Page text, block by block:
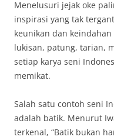
Menelusuri jejak oke
inspirasi yang tak
keunikan dan
lukisan, patung, tarian,
setiap karya seni
memikat.
Salah satu contoh seni
adalah batik. Menurut
terkenal, “Batik bukan